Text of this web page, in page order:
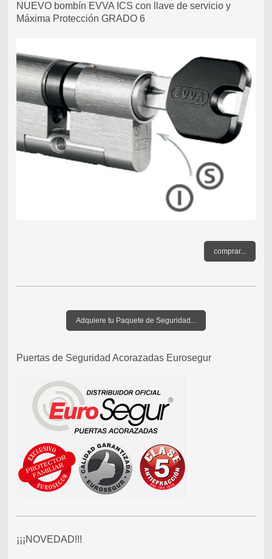
NUEVO bombín EVVA ICS con llave de servicio y
Máxima Protección GRADO 6
comprar...
Adquiere tu Paquete de Seguridad...
Puertas de Seguridad Acorazadas Eurosegur
¡¡¡NOVEDAD!!!